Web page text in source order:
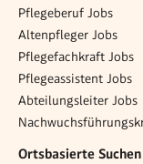
Pflegeberuf Jobs
Altenpfleger Jobs
Pflegefachkraft Jobs
Pflegeassistent Jobs
Abteilungsleiter Jobs
Ortsbasierte Suchen